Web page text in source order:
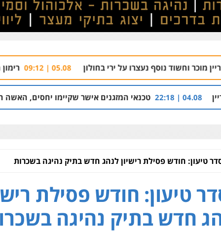
נעצרו על ירי בחולון 05.08 | 09:12 רימון התפוצץ
טכנאי המזגנים אישר שקיימו יחסים, האשה הכחישה
טיעון: חודש פסילת רישיון לנהג חדש בתיק נהיגה בשכרות
טיעון: חודש פסילת
חדש בתיק נהיגה